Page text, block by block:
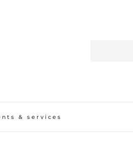
& services